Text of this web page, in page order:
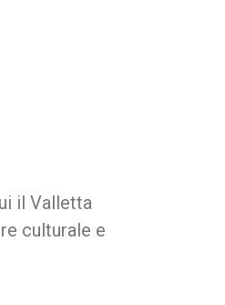
il Valletta
culturale e